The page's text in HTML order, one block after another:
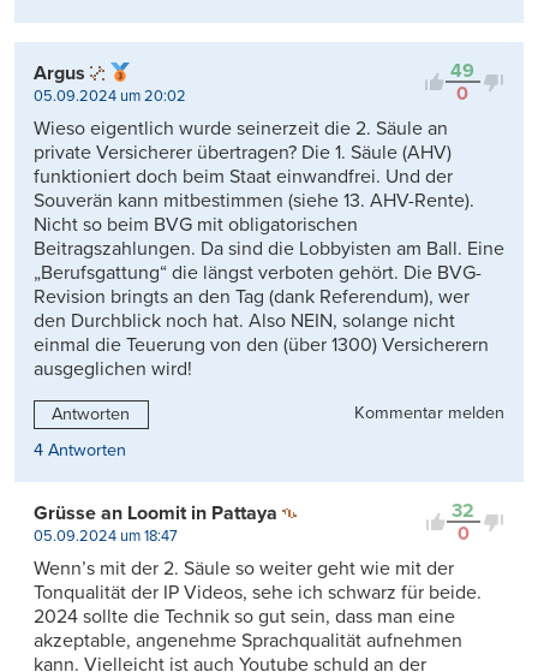
49
0
Argus
05.09.2024 um 20:02
Wieso eigentlich wurde seinerzeit die 2. Säule an
private Versicherer übertragen? Die 1. Säule (AHV)
funktioniert doch beim Staat einwandfrei. Und der
Souverän kann mitbestimmen (siehe 13. AHV-Rente).
Nicht so beim BVG mit obligatorischen
Beitragszahlungen. Da sind die Lobbyisten am Ball. Eine
„Berufsgattung“ die längst verboten gehört. Die BVG-
Revision bringts an den Tag (dank Referendum), wer
den Durchblick noch hat. Also NEIN, solange nicht
einmal die Teuerung von den (über 1300) Versicherern
ausgeglichen wird!
Antworten
Kommentar melden
4 Antworten
32
0
Grüsse an Loomit in Pattaya
05.09.2024 um 18:47
Wenn’s mit der 2. Säule so weiter geht wie mit der
Tonqualität der IP Videos, sehe ich schwarz für beide.
2024 sollte die Technik so gut sein, dass man eine
akzeptable, angenehme Sprachqualität aufnehmen
kann. Vielleicht ist auch Youtube schuld an der